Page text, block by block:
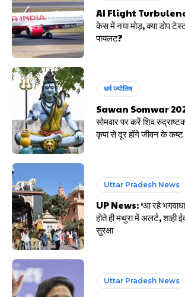
AI Flight
केस में नया मोड़, क्या डोप
पायलट?
धर्म ज्योतिष
Sawan Somwar
सोमवार पर करें शिव
कृपा से दूर होंगे जीवन के कष्ट
Uttar Pradesh News
UP News: ‘आ रहे
होते ही मथुरा में अलर्ट, शाही
सुरक्षा
Uttar Pradesh News